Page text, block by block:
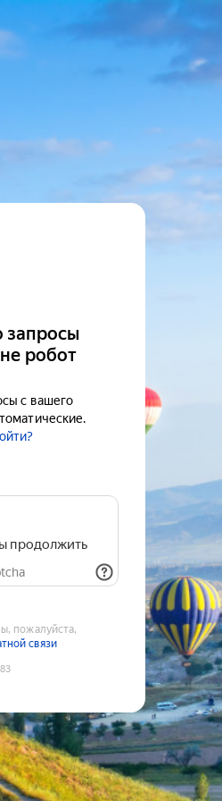
запросы
робот
с вашего
продолжить
пожалуйста,
связи